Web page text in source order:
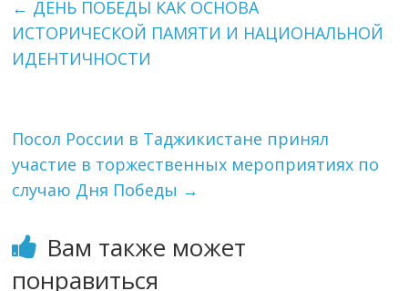
← ДЕНЬ ПОБЕДЫ КАК ОСНОВА
ИСТОРИЧЕСКОЙ ПАМЯТИ И НАЦИОНАЛЬНОЙ
ИДЕНТИЧНОСТИ
Посол России в Таджикистане принял
участие в торжественных мероприятиях по
случаю Дня Победы →
Вам также может
понравиться